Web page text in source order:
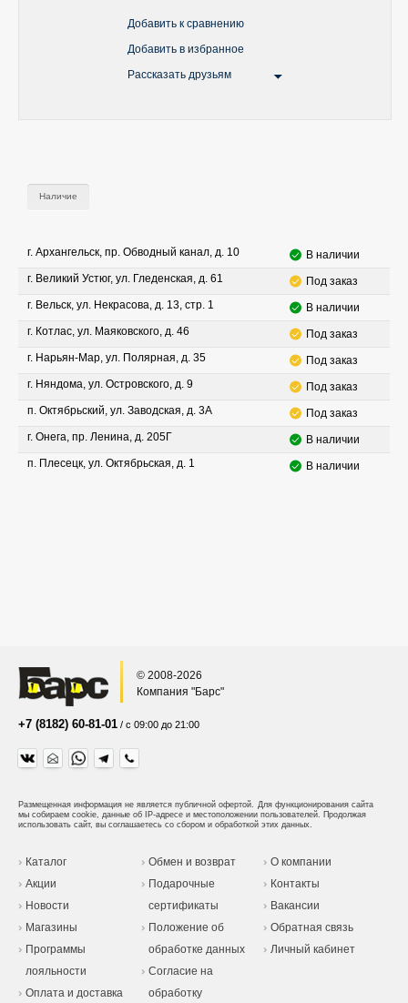
Добавить к сравнению
Добавить в избранное
Рассказать друзьям
Наличие
г. Архангельск, пр. Обводный канал, д. 10
В наличии
г. Великий Устюг, ул. Гледенская, д. 61
Под заказ
г. Вельск, ул. Некрасова, д. 13, стр. 1
В наличии
г. Котлас, ул. Маяковского, д. 46
Под заказ
г. Нарьян-Мар, ул. Полярная, д. 35
Под заказ
г. Няндома, ул. Островского, д. 9
Под заказ
п. Октябрьский, ул. Заводская, д. 3А
Под заказ
г. Онега, пр. Ленина, д. 205Г
В наличии
п. Плесецк, ул. Октябрьская, д. 1
В наличии
© 2008-2026
Компания "Барс"
+7 (8182) 60-81-01 / с 09:00 до 21:00
Размещенная информация не является публичной офертой. Для функционирования сайта
мы собираем cookie, данные об IP-адресе и местоположении пользователей. Продолжая
использовать сайт, вы соглашаетесь со сбором и обработкой этих данных.
Каталог
Акции
Новости
Магазины
Программы
лояльности
Оплата и доставка
Обмен и возврат
Подарочные
сертификаты
Положение об
обработке данных
Согласие на
обработку
О компании
Контакты
Вакансии
Обратная связь
Личный кабинет